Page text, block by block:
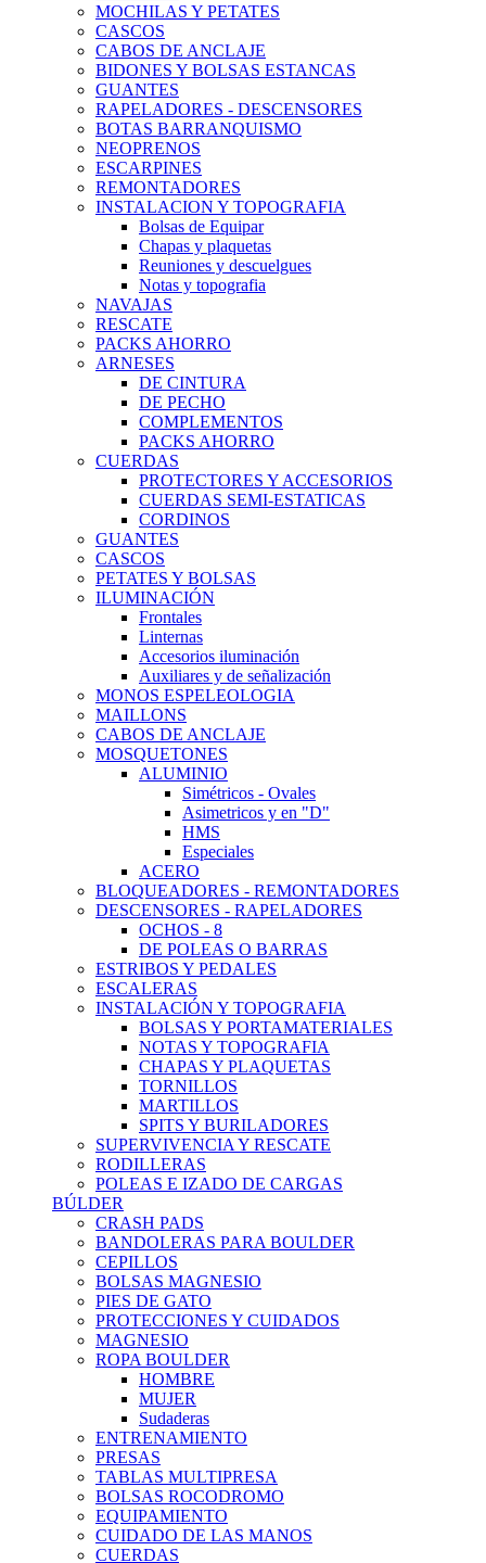
MOCHILAS Y PETATES
CASCOS
CABOS DE ANCLAJE
BIDONES Y BOLSAS ESTANCAS
GUANTES
RAPELADORES - DESCENSORES
BOTAS BARRANQUISMO
NEOPRENOS
ESCARPINES
REMONTADORES
INSTALACION Y TOPOGRAFIA
Bolsas de Equipar
Chapas y plaquetas
Reuniones y descuelgues
Notas y topografia
NAVAJAS
RESCATE
PACKS AHORRO
ARNESES
DE CINTURA
DE PECHO
COMPLEMENTOS
PACKS AHORRO
CUERDAS
PROTECTORES Y ACCESORIOS
CUERDAS SEMI-ESTATICAS
CORDINOS
GUANTES
CASCOS
PETATES Y BOLSAS
ILUMINACIÓN
Frontales
Linternas
Accesorios iluminación
Auxiliares y de señalización
MONOS ESPELEOLOGIA
MAILLONS
CABOS DE ANCLAJE
MOSQUETONES
ALUMINIO
Simétricos - Ovales
Asimetricos y en "D"
HMS
Especiales
ACERO
BLOQUEADORES - REMONTADORES
DESCENSORES - RAPELADORES
OCHOS - 8
DE POLEAS O BARRAS
ESTRIBOS Y PEDALES
ESCALERAS
INSTALACIÓN Y TOPOGRAFIA
BOLSAS Y PORTAMATERIALES
NOTAS Y TOPOGRAFIA
CHAPAS Y PLAQUETAS
TORNILLOS
MARTILLOS
SPITS Y BURILADORES
SUPERVIVENCIA Y RESCATE
RODILLERAS
POLEAS E IZADO DE CARGAS
BÚLDER
CRASH PADS
BANDOLERAS PARA BOULDER
CEPILLOS
BOLSAS MAGNESIO
PIES DE GATO
PROTECCIONES Y CUIDADOS
MAGNESIO
ROPA BOULDER
HOMBRE
MUJER
Sudaderas
ENTRENAMIENTO
PRESAS
TABLAS MULTIPRESA
BOLSAS ROCODROMO
EQUIPAMIENTO
CUIDADO DE LAS MANOS
CUERDAS